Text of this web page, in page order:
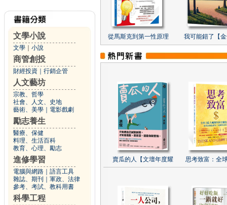
文學小說
文學 小說
商管創投
財經投資 行銷企管
人文藝坊
宗教、哲學
社會、人文、史地
藝術、美學
電影戲劇
勵志養生
醫療、保健
料理、生活百科
教育、心理、勵志
進修學習
電腦與網路
語言工具
雜誌、期刊
軍政、法律
參考、考試、教科用書
科學工程
從馬斯克到第一性原理 我可能錯了【
賣瓜的人【文壇年度耀 思考致富：全